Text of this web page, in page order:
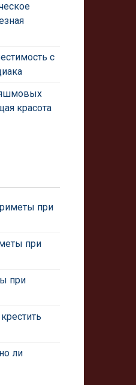
с
красота
при
при
при
ли